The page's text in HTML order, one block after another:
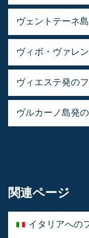
ヴェントテーネ
ヴィボ・ヴァレ
ヴィエステ発の
ヴルカーノ島発
関連ページ
イタリアへの